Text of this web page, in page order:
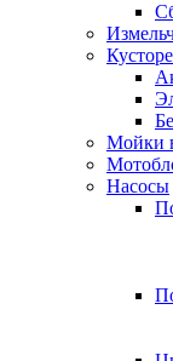
Мойки
Насосы